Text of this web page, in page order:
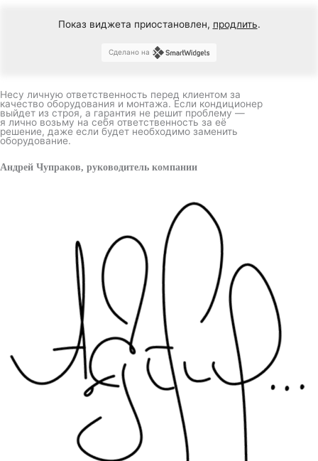
Показ виджета приостановлен, продлить.
Сделано на
Несу личную ответственность перед клиентом за
качество оборудования и монтажа. Если кондиционер
выйдет из строя, а гарантия не решит проблему —
я лично возьму на себя ответственность за её
решение, даже если будет необходимо заменить
оборудование.
Андрей Чупраков, руководитель компании